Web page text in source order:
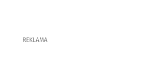
REKLAMA